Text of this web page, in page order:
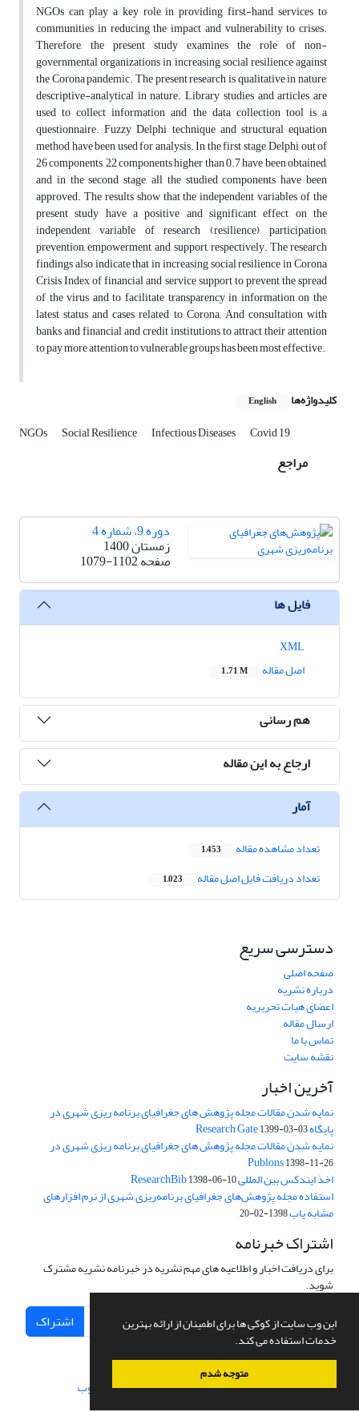
این وب سایت از کوکی ها برای اطمینان از ارائه بهترین
خدمات استفاده می کند.
متوجه شدم
NGOs can play a key role in providing first-hand services to
communities in reducing the impact and vulnerability to crises.
Therefore, the present study examines the role of non-
governmental organizations in increasing social resilience against
the Corona pandemic. The present research is qualitative in nature,
descriptive-analytical in nature. Library studies and articles are
used to collect information and the data collection tool is a
questionnaire. Fuzzy Delphi technique and structural equation
method have been used for analysis. In the first stage, Delphi out of
26 components, 22 components higher than 0.7 have been obtained,
and in the second stage, all the studied components have been
approved. The results show that the independent variables of the
present study have a positive and significant effect on the
independent variable of research (resilience), participation,
prevention, empowerment, and support, respectively. The research
findings also indicate that in increasing social resilience in Corona
Crisis Index of financial and service support to prevent the spread
of the virus and to facilitate transparency in information on the
latest status and cases related to Corona; And consultation with
banks and financial and credit institutions to attract their attention
to pay more attention to vulnerable groups has been most effective.
کلیدواژه‌ها English
NGOs Social Resilience Infectious Diseases Covid 19
مراجع
دوره 9، شماره 4
زمستان 1400
صفحه1079-1102
فایل ها
اصل مقاله
1.71 M
هم رسانی
ارجاع به این مقاله
آمار
تعداد مشاهده مقاله 1,453
تعداد دریافت فایل اصل مقاله 1,023
دسترسی سریع
صفحه اصلی
درباره نشریه
اعضای هیات تحریریه
ارسال مقاله
تماس با ما
نقشه سایت
آخرین اخبار
نمایه شدن مقالات مجله پژوهش های جغرافیای برنامه ریزی شهری در
پایگاه Research Gate1399-03-03
نمایه شدن مقالات مجله پژوهش های جغرافیای برنامه ریزی شهری در
Publons1398-11-26
اخذ ایندکس بین المللی ResearchBib1398-06-10
استفاده مجله پژوهش‌های جغرافیای برنامه‌ریزی شهری از نرم افزارهای
مشابه یاب1398-02-20
اشتراک خبرنامه
برای دریافت اخبار و اطلاعیه های مهم نشریه در خبرنامه نشریه مشترک
شوید.
اشتراک
سامانه مدیریت نشریات علمی.طراحی و پیاده سازی از سیناوب